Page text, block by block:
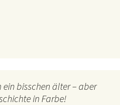
bisschen älter – aber
in Farbe!